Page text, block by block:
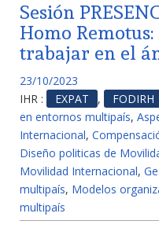
Sesión
Homo
trabajar en el
23/10/2023
IHR :
EXPAT , FODIRH
en entornos multipaís,
Internacional,
Diseño politicas de
Movilidad Internacional,
multipaís, Modelos
multipaís